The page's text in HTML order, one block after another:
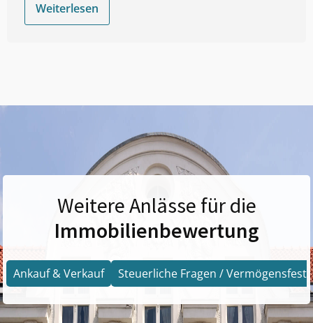
Weiterlesen
Weitere Anlässe für die
Immobilienbewertung
Ankauf & Verkauf Steuerliche Fragen /